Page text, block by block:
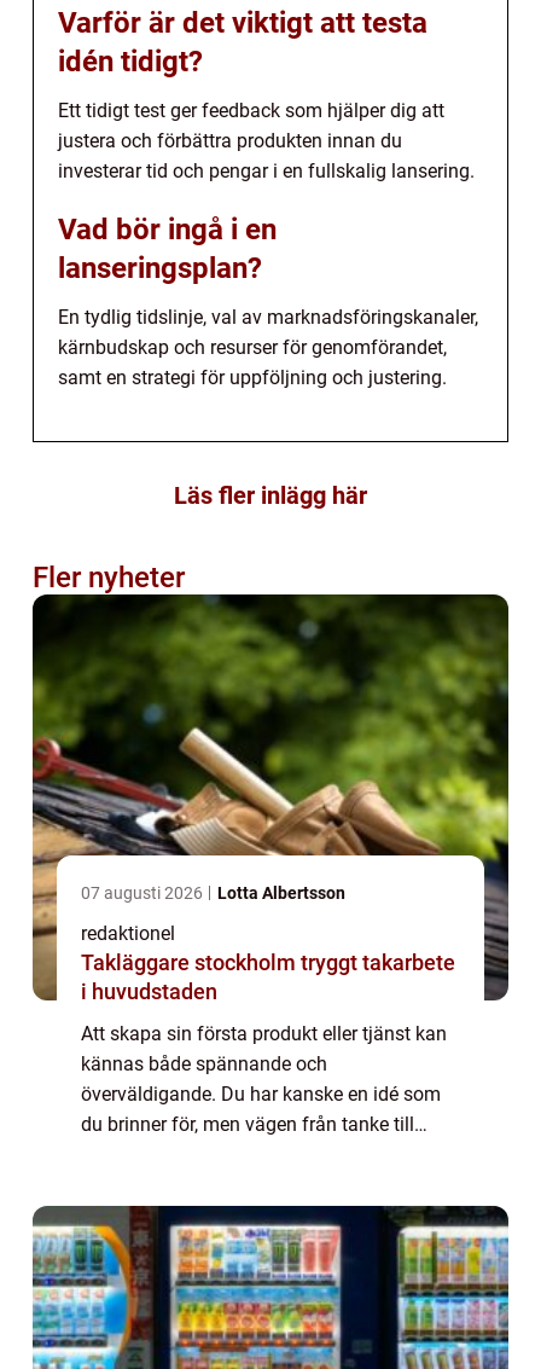
Varför är det viktigt att testa
idén tidigt?
Ett tidigt test ger feedback som hjälper dig att
justera och förbättra produkten innan du
investerar tid och pengar i en fullskalig lansering.
Vad bör ingå i en
lanseringsplan?
En tydlig tidslinje, val av marknadsföringskanaler,
kärnbudskap och resurser för genomförandet,
samt en strategi för uppföljning och justering.
Läs fler inlägg här
Fler nyheter
07 augusti 2026 Lotta Albertsson
redaktionel
Takläggare stockholm tryggt takarbete
i huvudstaden
Att skapa sin första produkt eller tjänst kan
kännas både spännande och
överväldigande. Du har kanske en idé som
du brinner för, men vägen från tanke till